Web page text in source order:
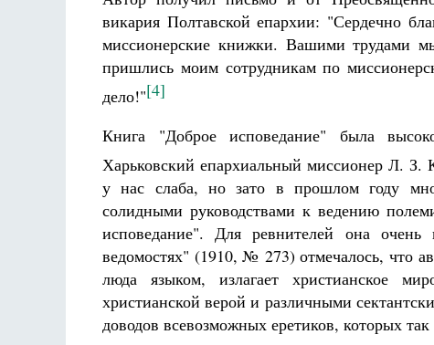
викария Полтавской епархии: "Сердечно
миссионерские книжки. Вашими трудами
пришлись моим сотрудникам по
дело!"[4]
Книга "Доброе исповедание" была
Харьковский епархиальный миссионер Л. З.
у нас слаба, но зато в прошлом году
солидными руководствами к ведению
исповедание". Для ревнителей она
ведомостях" (1910, № 273) отмечалось, что
люда языком, излагает христианское
христианской верой и различными
доводов всевозможных еретиков, которых